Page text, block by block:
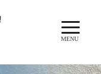
MENU